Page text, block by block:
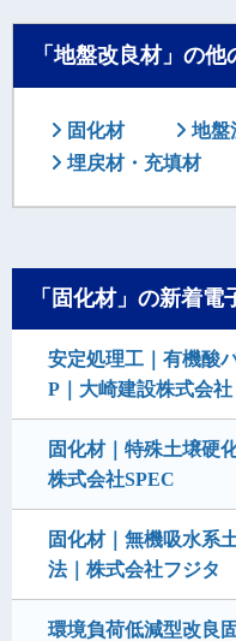
「地盤改良材」の他
固化材
地盤
埋戻材・充填材
「固化材」の新着電
安定処理工｜有機酸
P｜大崎建設株式会社
固化材｜特殊土壌硬
株式会社SPEC
固化材｜無機吸水系
法｜株式会社フジタ
環境負荷低減型改良